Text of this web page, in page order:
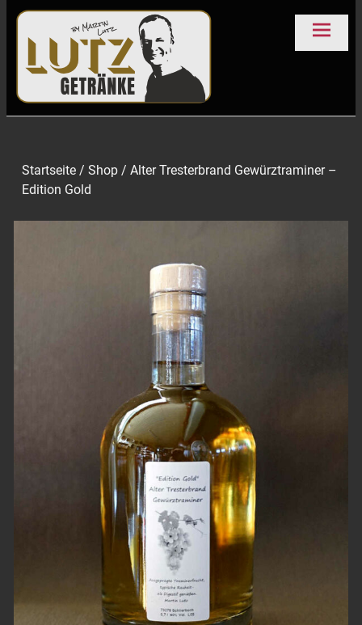
Getränke Lutz
Schlierbach
Startseite/ Shop/ Alter Tresterbrand Gewürztraminer –
Edition Gold